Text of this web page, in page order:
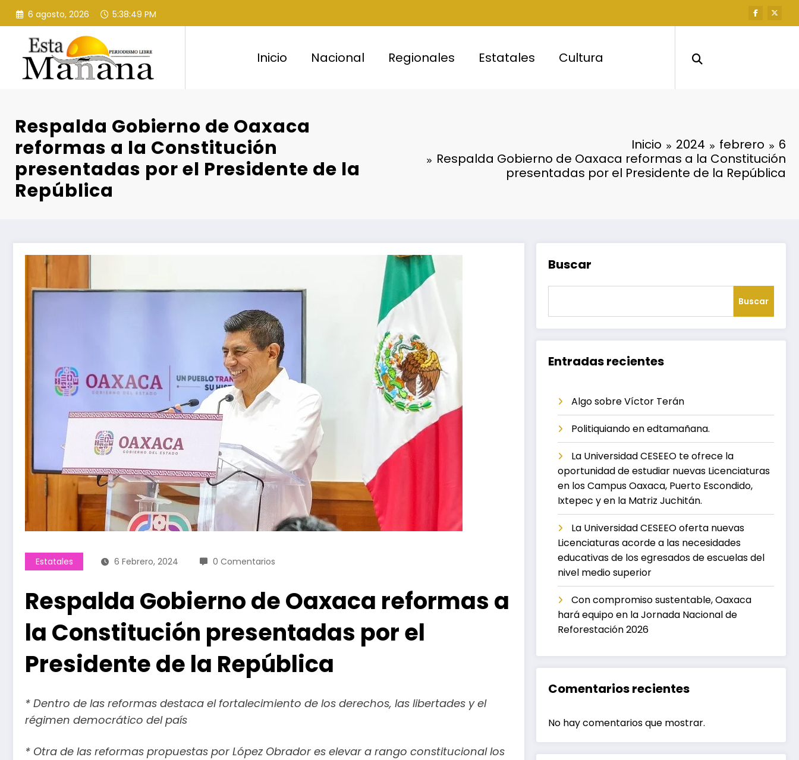
Saltar
contenido
6 agosto, 2026 5:38:50 PM
Inicio Nacional Regionales Estatales Cultura
Respalda Gobierno de Oaxaca
reformas a la Constitución
presentadas por el Presidente de la
República
Inicio 2024 febrero
6
Respalda Gobierno de Oaxaca reformas a la Constitución
presentadas por el Presidente de la República
Estatales 6 Febrero, 2024 0 Comentarios
Respalda Gobierno de Oaxaca reformas a
la Constitución presentadas por el
Presidente de la República
* Dentro de las reformas destaca el fortalecimiento de los derechos, las libertades y el
régimen democrático del país
* Otra de las reformas propuestas por López Obrador es elevar a rango constitucional los
Buscar
Buscar
Entradas recientes
Algo sobre Víctor Terán
Politiquiando en edtamañana.
La Universidad CESEEO te ofrece la
oportunidad de estudiar nuevas Licenciaturas
en los Campus Oaxaca, Puerto Escondido,
Ixtepec y en la Matriz Juchitán.
La Universidad CESEEO oferta nuevas
Licenciaturas acorde a las necesidades
educativas de los egresados de escuelas del
nivel medio superior
Con compromiso sustentable, Oaxaca
hará equipo en la Jornada Nacional de
Reforestación 2026
Comentarios recientes
No hay comentarios que mostrar.